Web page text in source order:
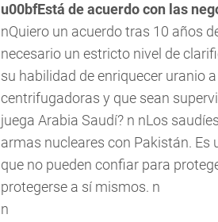
u00bfEstá de acuerdo con las
nQuiero un acuerdo tras 10 años
necesario un estricto nivel de
su habilidad de enriquecer uranio
centrifugadoras y que sean
juega Arabia Saudí? n nLos
armas nucleares con Pakistán. Es
que no pueden confiar para
protegerse a sí mismos. n
n